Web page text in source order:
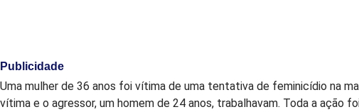
Publicidade
Uma mulher de 36 anos foi vítima de uma tentativa de feminicídio na
vítima e o agressor, um homem de 24 anos, trabalhavam. Toda a ação